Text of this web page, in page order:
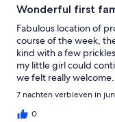
Wonderful first
Fabulous location of
course of the week,
kind with a few
my little girl could
we felt really
location on the gold
Would definitely stay
area. Thank you
7 nachten verbleven in
0